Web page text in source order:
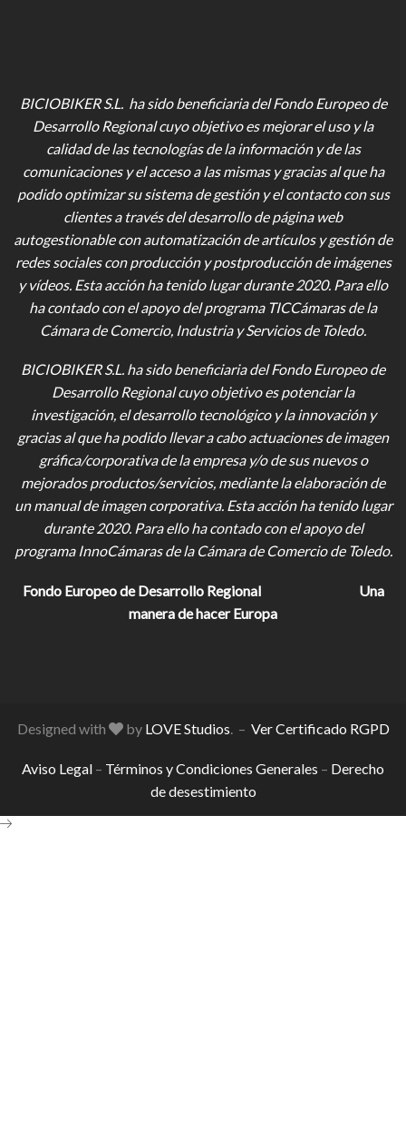
BICIOBIKER S.L. ha sido beneficiaria del Fondo Europeo de
Desarrollo Regional cuyo objetivo es mejorar el uso y la
calidad de las tecnologías de la información y de las
comunicaciones y el acceso a las mismas y gracias al que ha
podido optimizar su sistema de gestión y el contacto con sus
clientes a través del desarrollo de página web
autogestionable con automatización de artículos y gestión de
redes sociales con producción y postproducción de imágenes
y vídeos. Esta acción ha tenido lugar durante 2020. Para ello
ha contado con el apoyo del programa TICCámaras de la
Cámara de Comercio, Industria y Servicios de Toledo.
BICIOBIKER S.L. ha sido beneficiaria del Fondo Europeo de
Desarrollo Regional cuyo objetivo es potenciar la
investigación, el desarrollo tecnológico y la innovación y
gracias al que ha podido llevar a cabo actuaciones de imagen
gráfica/corporativa de la empresa y/o de sus nuevos o
mejorados productos/servicios, mediante la elaboración de
un manual de imagen corporativa. Esta acción ha tenido lugar
durante 2020. Para ello ha contado con el apoyo del
programa InnoCámaras de la Cámara de Comercio de Toledo.
Fondo Europeo de Desarrollo Regional
Una
manera de hacer Europa
Designed with by LOVE Studios. – Ver Certificado RGPD
Aviso Legal – Términos y Condiciones Generales – Derecho
de desestimiento